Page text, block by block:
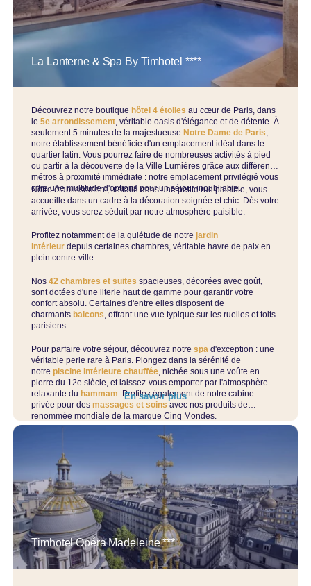
La Lanterne & Spa By Timhotel ****
Découvrez notre boutique hôtel 4 étoiles au cœur de Paris, dans
le5e arrondissement, véritable oasis d'élégance et de détente. À
seulement 5 minutes de la majestueuse Notre Dame de Paris,
notre établissement bénéficie d'un emplacement idéal dans le
quartier latin. Vous pourrez faire de nombreuses activités à pied
ou partir à la découverte de la Ville Lumières grâce aux différents
métros à proximité immédiate : notre emplacement privilégié vous
offre une multitude d'options pour un séjour inoubliable.
Notre établissement, installé dans une petite rue paisible, vous
accueille dans un cadre à la décoration soignée et chic. Dès votre
arrivée, vous serez séduit par notre atmosphère paisible.
Profitez notamment de la quiétude de notre jardin
intérieurdepuis certaines chambres, véritable havre de paix en
plein centre-ville.
Nos42 chambres et suitesspacieuses, décorées avec goût,
sont dotées d'une literie haut de gamme pour garantir votre
confort absolu. Certaines d'entre elles disposent de
charmantsbalcons , offrant une vue typique sur les ruelles et toits
parisiens.
Pour parfaire votre séjour, découvrez notrespa d'exception : une
véritable perle rare à Paris. Plongez dans la sérénité de
notre piscine intérieure chauffée , nichée sous une voûte en
pierre du 12e siècle, et laissez-vous emporter par l'atmosphère
relaxante duhammam . Profitez également de notre cabine
privée pour desmassages et soinsavec nos produits de
renommée mondiale de la marque Cinq Mondes.
Pour les amateurs d'activité physique, nous mettons à disposition
et des tapis de yoga.
Réservez maintenant pour un séjour exceptionnel au sein de
notre boutique hôtel, où le charme parisien rencontre le luxe
contemporain.
Attention : cet hôtel ne fait pas partie de notre Programme de Fidélité Ecko
En savoir plus
Timhotel Opéra Madeleine ***